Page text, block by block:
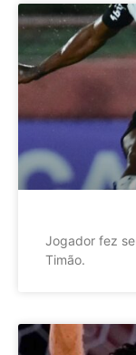
Jogador fez
Timão.